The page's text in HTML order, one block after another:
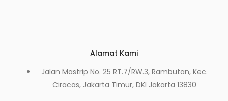
Alamat Kami
Jalan Mastrip No. 25 RT.7/RW.3, Rambutan, Kec.
Ciracas, Jakarta Timur, DKI Jakarta 13830